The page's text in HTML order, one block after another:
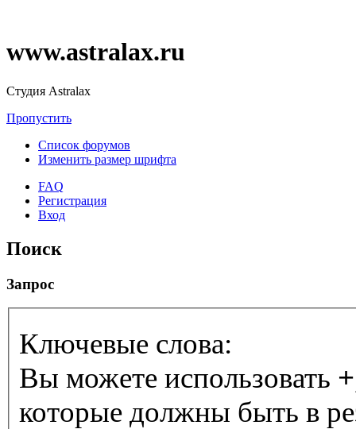
www.astralax.ru
Студия Astralax
Пропустить
Список форумов
Изменить размер шрифта
FAQ
Регистрация
Вход
Поиск
Запрос
Ключевые слова:
Вы можете использовать +
которые должны быть в